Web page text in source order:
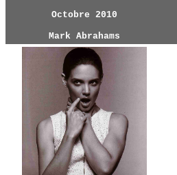
Octobre 2010
Mark Abrahams